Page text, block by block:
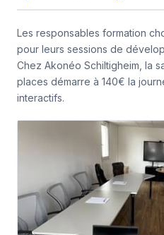
Les responsables formation
pour leurs sessions de
Chez Akonéo Schiltigheim, la
places démarre à 140€ la
interactifs.